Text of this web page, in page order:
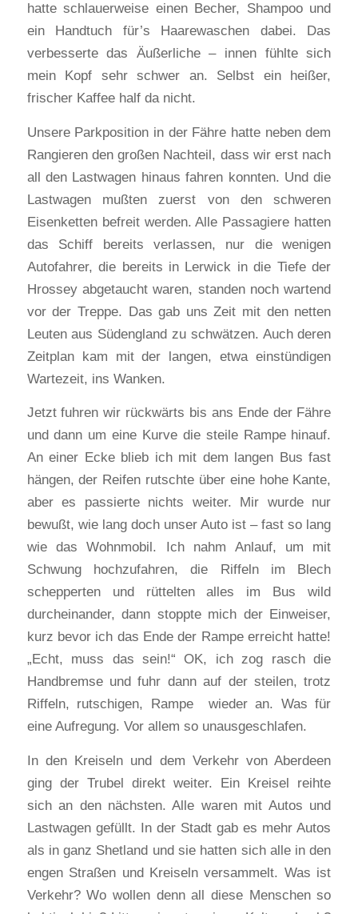
hatte schlauerweise einen Becher, Shampoo und
ein Handtuch für’s Haarewaschen dabei. Das
verbesserte das Äußerliche – innen fühlte sich
mein Kopf sehr schwer an. Selbst ein heißer,
frischer Kaffee half da nicht.
Unsere Parkposition in der Fähre hatte neben dem
Rangieren den großen Nachteil, dass wir erst nach
all den Lastwagen hinaus fahren konnten. Und die
Lastwagen mußten zuerst von den schweren
Eisenketten befreit werden. Alle Passagiere hatten
das Schiff bereits verlassen, nur die wenigen
Autofahrer, die bereits in Lerwick in die Tiefe der
Hrossey abgetaucht waren, standen noch wartend
vor der Treppe. Das gab uns Zeit mit den netten
Leuten aus Südengland zu schwätzen. Auch deren
Zeitplan kam mit der langen, etwa einstündigen
Wartezeit, ins Wanken.
Jetzt fuhren wir rückwärts bis ans Ende der Fähre
und dann um eine Kurve die steile Rampe hinauf.
An einer Ecke blieb ich mit dem langen Bus fast
hängen, der Reifen rutschte über eine hohe Kante,
aber es passierte nichts weiter. Mir wurde nur
bewußt, wie lang doch unser Auto ist – fast so lang
wie das Wohnmobil. Ich nahm Anlauf, um mit
Schwung hochzufahren, die Riffeln im Blech
schepperten und rüttelten alles im Bus wild
durcheinander, dann stoppte mich der Einweiser,
kurz bevor ich das Ende der Rampe erreicht hatte!
„Echt, muss das sein!“ OK, ich zog rasch die
Handbremse und fuhr dann auf der steilen, trotz
Riffeln, rutschigen, Rampe wieder an. Was für
eine Aufregung. Vor allem so unausgeschlafen.
In den Kreiseln und dem Verkehr von Aberdeen
ging der Trubel direkt weiter. Ein Kreisel reihte
sich an den nächsten. Alle waren mit Autos und
Lastwagen gefüllt. In der Stadt gab es mehr Autos
als in ganz Shetland und sie hatten sich alle in den
engen Straßen und Kreiseln versammelt. Was ist
Verkehr? Wo wollen denn all diese Menschen so